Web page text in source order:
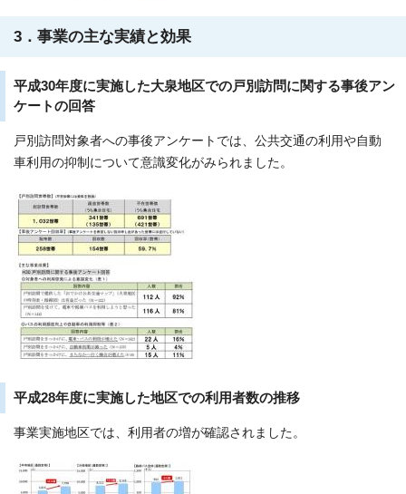
3．事業の主な実績と効果
平成30年度に実施した大泉地区での戸別訪問に関する事後アン
ケートの回答
戸別訪問対象者への事後アンケートでは、公共交通の利用や自動
車利用の抑制について意識変化がみられました。
平成28年度に実施した地区での利用者数の推移
事業実施地区では、利用者の増が確認されました。